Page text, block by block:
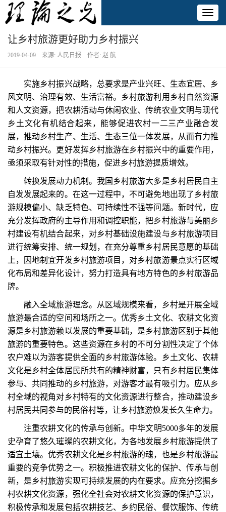
让乡村旅游更好助力乡村振兴
2019-04-09 来源: 人民日报 作者: 赵 航
实施乡村振兴战略，总要求是产业兴旺、生态宜居、乡
风文明、治理有效、生活富裕。乡村旅游利用乡村自然资源
和人文资源，把农耕活动与休闲农业、传统农业文明与现代
乡土文化有机结合起来，能够促进农村一二三产业融合发
展，推动乡村生产、生活、生态三位一体发展，从而有力推
动乡村振兴。更好发挥乡村旅游在乡村振兴中的重要作用，
亟须采取有针对性的措施，促进乡村旅游提质增效。
转换发展动力机制。我国乡村旅游大多是乡村居民自主
自发发展起来的。在这一过程中，不可避免地出现了乡村旅
游规模偏小、缺乏特色、可持续性不强等问题。新时代，应
充分发挥政府的主导作用和调控职能，把乡村旅游与美丽乡
村建设有机结合起来，对乡村基础设施建设与乡村旅游项目
进行统筹安排、统一规划，在充分尊重乡村居民意愿的基础
上，因地制宜开发乡村旅游项目，对乡村旅游景点实行区域
化布局和差异化设计，努力打造具有地方特色的乡村旅游品
牌。
融入全域旅游理念。从区域规模来看，乡村是开展全域
旅游最合适的空间和场所之一。优秀乡土文化、农耕文化资
源是乡村旅游赖以发展的重要基础，是乡村旅游区别于其他
旅游的重要特色。这些资源在乡村的不可分割性决定了个体
农户难以为游客提供全面的乡村旅游体验。乡土文化、农耕
文化是乡村全体居民所共有的精神财富，只有乡村居民集体
参与、共同推动的乡村旅游，对游客才最有吸引力。应从乡
村全域的视角对乡村特有的文化资源进行整合，推动建设乡
村居民共同参与的民俗村等，让乡村旅游焕发长久生命力。
注重农耕文化的传承与创新。中华文明5000多年的发展
史孕育了悠久璀璨的农耕文化，为各地发展乡村旅游提供了
适宜土壤。优秀农耕文化是乡村旅游的魂，也是乡村旅游最
重要的竞争优势之一。积极推进农耕文化的保护、传承与创
新，是乡村旅游实现可持续发展的内在要求。应充分挖掘乡
村农耕文化资源，强化全社会对农耕文化资源的保护意识，
积极传承和发展包括农耕技艺、乡约民俗、餐饮服饰、传统